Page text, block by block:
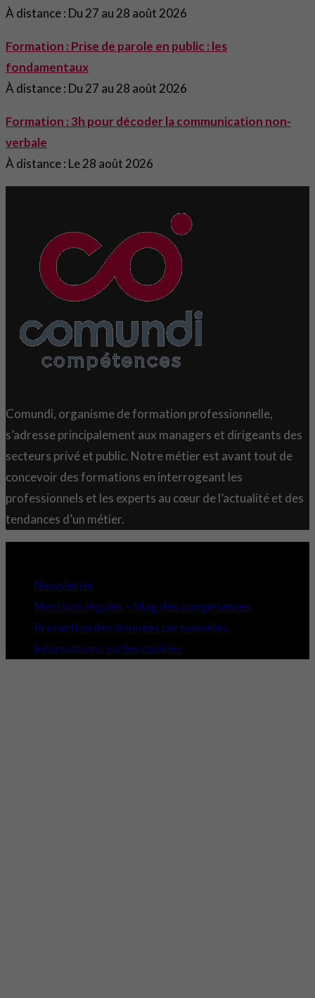
À distance : Du 27 au 28 août 2026
Formation : Prise de parole en public : les
fondamentaux
À distance : Du 27 au 28 août 2026
Formation : 3h pour décoder la communication non-
verbale
À distance : Le 28 août 2026
Comundi, organisme de formation professionnelle,
s’adresse principalement aux managers et dirigeants des
secteurs privé et public. Notre métier est avant tout de
concevoir des formations en interrogeant les
professionnels et les experts au cœur de l’actualité et des
tendances d’un métier.
Newsletter
Mentions légales – Mag des compétences
Protection des données personnelles
Informations sur les cookies